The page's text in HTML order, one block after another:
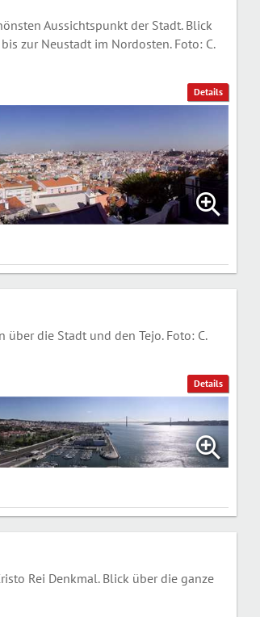
Details
Aussichtspunkt der Stadt. Blick
zur Neustadt im Nordosten. Foto: C.
Details
die Stadt und den Tejo. Foto: C.
Rei Denkmal. Blick über die ganze